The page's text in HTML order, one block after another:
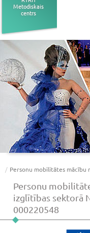
Metodiskais
centrs
Personu mobilitātes mācību
Personu
izglītības sektorā
000220548